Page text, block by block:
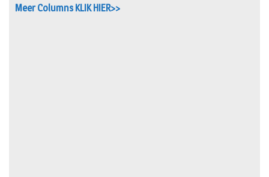
Meer Columns KLIK HIER>>